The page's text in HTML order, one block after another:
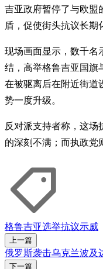
吉亚政府暂停了与欧盟
盾，促使街头抗议长期
现场画面显示，数千名
结，高举格鲁吉亚国旗
在被驱离后在附近街道
势一度升级。
反对派支持者称，这场
的深刻不满；而执政党
格鲁吉亚选举抗议示威
上一篇
俄罗斯袭击乌克兰波及
下一篇